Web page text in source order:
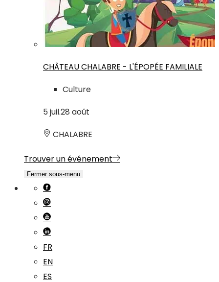
CHÂTEAU CHALABRE - L'ÉPOPÉE FAMILIALE
Culture
5 juil.28 août
CHALABRE
Trouver un événement
Fermer sous-menu
FR
EN
ES